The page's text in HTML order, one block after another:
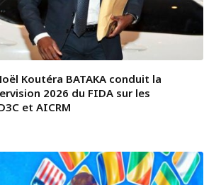
Koutéra BATAKA conduit la
2026 du FIDA sur les
et AICRM